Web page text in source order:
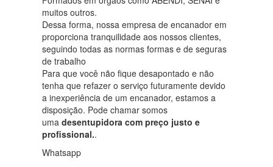
muitos outros.
Dessa forma, nossa empresa de encanador em
proporciona tranquilidade aos nossos clientes,
seguindo todas as normas formas e de seguras
de trabalho
Para que você não fique desapontado e não
tenha que refazer o serviço futuramente devido
a inexperiência de um encanador, estamos a
disposição. Pode chamar somos
uma desentupidora com preço justo e
profissional..
Whatsapp